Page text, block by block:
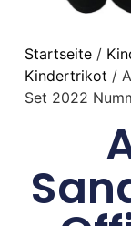
Startseite/
Kindertrikot /
Set 2022